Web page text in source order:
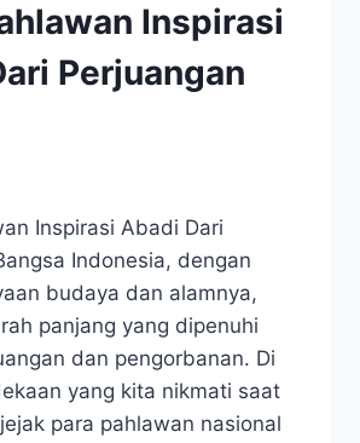
Inspirasi
Perjuangan
Inspirasi Abadi Dari
Indonesia, dengan
budaya dan alamnya,
panjang yang dipenuhi
dan pengorbanan. Di
yang kita nikmati saat
para pahlawan nasional